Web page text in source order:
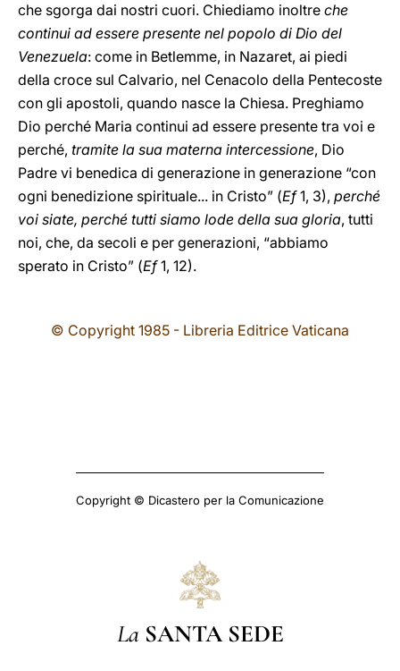
che sgorga dai nostri cuori. Chiediamo inoltre che
continui ad essere presente nel popolo di Dio del
Venezuela: come in Betlemme, in Nazaret, ai piedi
della croce sul Calvario, nel Cenacolo della Pentecoste
con gli apostoli, quando nasce la Chiesa. Preghiamo
Dio perché Maria continui ad essere presente tra voi e
perché, tramite la sua materna intercessione, Dio
Padre vi benedica di generazione in generazione “con
ogni benedizione spirituale... in Cristo” (Ef1, 3), perché
voi siate, perché tutti siamo lode della sua gloria, tutti
noi, che, da secoli e per generazioni, “abbiamo
sperato in Cristo” (Ef1, 12).
© Copyright 1985 - Libreria Editrice Vaticana
Copyright © Dicastero per la Comunicazione
La SANTA SEDE